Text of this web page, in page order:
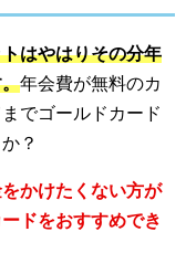
はやはりその分年
年会費が無料のカ
でゴールドカード
？
かけたくない方が
ドをおすすめでき